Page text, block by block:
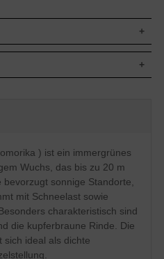
ältere Zapfen
im Mai
anspruchslos, Staunässe
Einzelstellung
) ist ein immergrünes
Wuchs, das bis zu 20 m
sonnige Standorte,
mit Schneelast sowie
charakteristisch sind
die kupferbraune Rinde. Die
sich ideal als dichte